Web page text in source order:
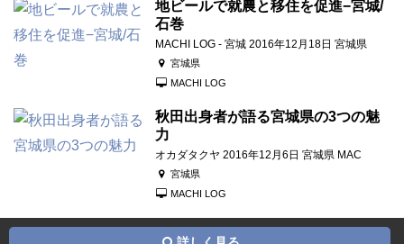
地ビールで就農と移住を促進−宮城/
石巻
MACHI LOG - 宮城 2016年12月18日 宮城県
宮城県
MACHI LOG
秋田出身者が語る宮城県の3つの魅
力
オカダタクヤ 2016年12月6日 宮城県 MAC
宮城県
MACHI LOG